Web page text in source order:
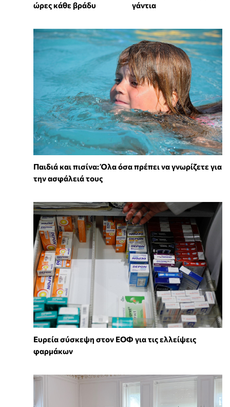
ώρες κάθε βράδυ
γάντια
Παιδιά και πισίνα: Όλα όσα πρέπει να γνωρίζετε για
την ασφάλειά τους
Ευρεία σύσκεψη στον ΕΟΦ για τις ελλείψεις
φαρμάκων